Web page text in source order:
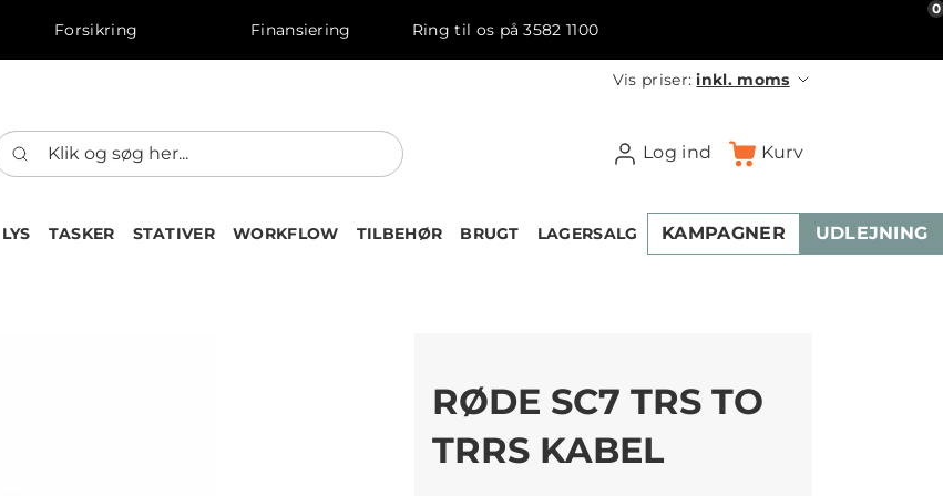
Forsikring Finansiering Ring til os på 3582 1100
Vis priser:inkl. moms
Log ind Kurv
0
LYS TASKER STATIVER WORKFLOW TILBEHØR BRUGT LAGERSALG KAMPAGNER UDLEJNING
RØDE SC7 TRS TO
TRRS KABEL